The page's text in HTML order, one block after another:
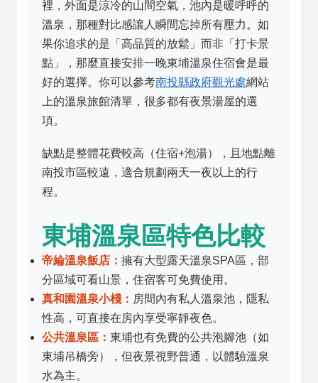
裡，外面是涼冷的山間空氣，池內是暖呼呼的
溫泉，那種對比感讓人瞬間忘掉所有壓力。如
果你追求的是「高品質的放鬆」而非「打卡景
點」，那麼直接安排一晚東埔溫泉住宿會是最
好的選擇。你可以參考南投縣政府觀光處網站
上的溫泉旅館清單，很多都有夜景湯屋的選
項。
缺點是整體花費較高（住宿+泡湯），且地點離
南投市區較遠，適合規劃兩天一夜以上的行
程。
東埔溫泉區特色比較
帝綸溫泉飯店： 擁有大型露天溫泉SPA區，部
分區域可看山景，住宿客可免費使用。
真和園溫泉小棧： 房間內有私人溫泉池，隱私
性高，可直接在房內享受寧靜夜色。
公共溫泉區： 東埔也有免費的公共泡腳池（如
東埔吊橋旁），但夜景視野普通，以體驗溫泉
水為主。